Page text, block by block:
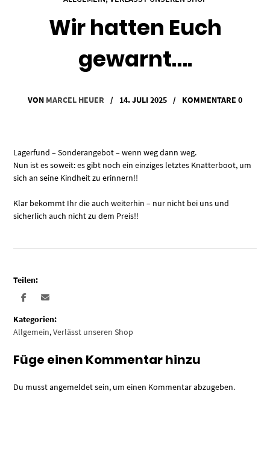
Wir hatten Euch
gewarnt….
VON MARCEL HEUER / 14. JULI 2025 / KOMMENTARE 0
Lagerfund – Sonderangebot – wenn weg dann weg.
Nun ist es soweit: es gibt noch ein einziges letztes Knatterboot, um
sich an seine Kindheit zu erinnern!!
Klar bekommt Ihr die auch weiterhin – nur nicht bei uns und
sicherlich auch nicht zu dem Preis!!
Teilen:
Kategorien:
Allgemein,Verlässt unseren Shop
Füge einen Kommentar hinzu
Du musstangemeldetsein, um einen Kommentar abzugeben.